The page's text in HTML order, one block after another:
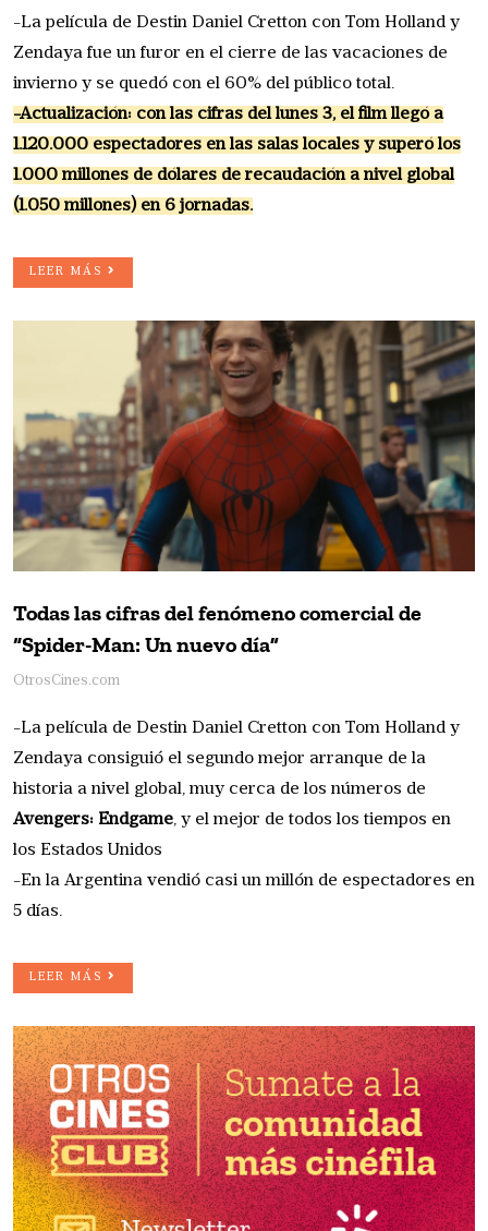
-La película de Destin Daniel Cretton con Tom Holland y
Zendaya fue un furor en el cierre de las vacaciones de
invierno y se quedó con el 60% del público total.
-Actualización: con las cifras del lunes 3, el film llegó a
1.120.000 espectadores en las salas locales y superó los
1.000 millones de dólares de recaudación a nivel global
(1.050 millones) en 6 jornadas.
LEER MÁS
Todas las cifras del fenómeno comercial de
“Spider-Man: Un nuevo día”
OtrosCines.com
-La película de Destin Daniel Cretton con Tom Holland y
Zendaya consiguió el segundo mejor arranque de la
historia a nivel global, muy cerca de los números de
Avengers: Endgame, y el mejor de todos los tiempos en
los Estados Unidos
-En la Argentina vendió casi un millón de espectadores en
5 días.
LEER MÁS